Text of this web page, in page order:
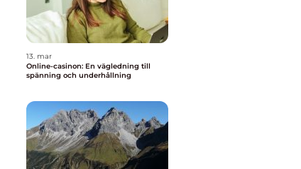
13. mar
Online-casinon: En vägledning till
spänning och underhållning